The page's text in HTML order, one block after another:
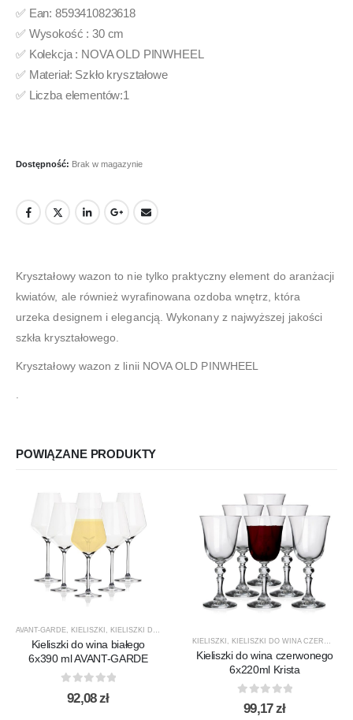
✅ Ean: 8593410823618
✅ Wysokość : 30 cm
✅ Kolekcja : NOVA OLD PINWHEEL
✅ Materiał: Szkło kryształowe
✅ Liczba elementów:1
Dostępność: Brak w magazynie
Kryształowy wazon to nie tylko praktyczny element do aranżacji
kwiatów, ale również wyrafinowana ozdoba wnętrz, która
urzeka designem i elegancją. Wykonany z najwyższej jakości
szkła kryształowego.
Kryształowy wazon z linii NOVA OLD PINWHEEL
POWIĄZANE PRODUKTY
AVANT-GARDE, KIELISZKI , KIELISZKI DO WINA BIAŁEGO
Kieliszki do wina białego
6x390 ml AVANT-GARDE
out of 5
92,08zł
KIELISZKI KIELISZKI DO WINA CZERWONEGO
Kieliszki do wina czerwonego
6x220ml Krista
out of 5
99,17zł